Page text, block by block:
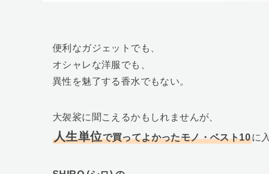
便利なガジェットでも、
オシャレな洋服でも、
異性を魅了する香水でもない。
大袈裟に聞こえるかもしれませんが、
人生単位で買ってよかったモノ・ベスト10に